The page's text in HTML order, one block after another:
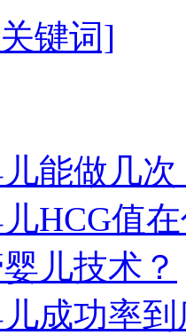
键词]
能做几
HCG值
儿技术？
成功率